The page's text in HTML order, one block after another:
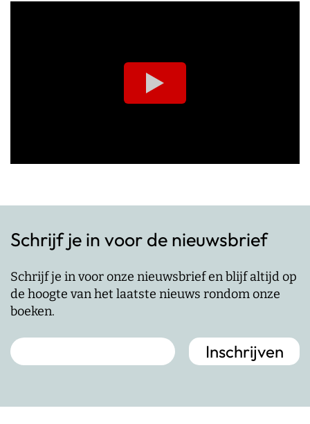
Schrijf je in voor de nieuwsbrief
Schrijf je in voor onze nieuwsbrief en blijf altijd op
de hoogte van het laatste nieuws rondom onze
boeken.